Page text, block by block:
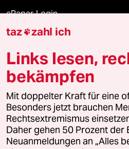
ePaper Login
Downloads für Abonnierende
© 2026 taz Verlags und Vertriebs
Alle Rechte vorbehalten. Bei rechtlichen
wenden Sie sich bitte an
lizenzen@taz.de
Feedback Redaktionsstatut
taz zahl ich
Links lesen,
bekämpfen
Mit doppelter Kraft für eine
Besonders jetzt brauchen
Rechtsextremismus
Daher gehen 50 Prozent der
Neuanmeldungen an „Alles